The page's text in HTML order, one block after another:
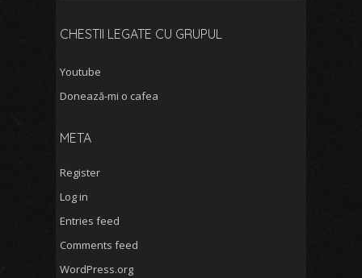
CHESTII LEGATE CU GRUPUL
Youtube
Donează-mi o cafea
META
Register
Log in
Entries feed
Comments feed
WordPress.org